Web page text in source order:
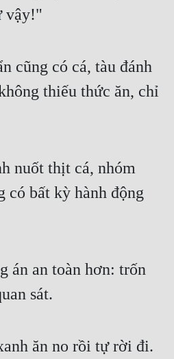
vậy!"
cũng có cá, tàu đánh
thiếu thức ăn, chỉ
nuốt thịt cá, nhóm
có bất kỳ hành động
án an toàn hơn: trốn
sát.
ăn no rồi tự rời đi.